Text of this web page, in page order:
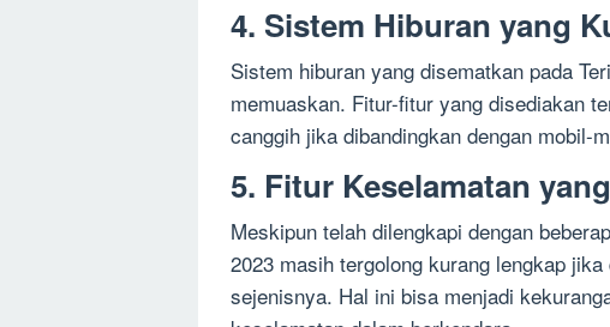
4. Sistem Hiburan yang
Sistem hiburan yang disematkan pada
memuaskan. Fitur-fitur yang disediakan
canggih jika dibandingkan dengan mobil-
5. Fitur Keselamatan
Meskipun telah dilengkapi dengan
2023 masih tergolong kurang lengkap
sejenisnya. Hal ini bisa menjadi